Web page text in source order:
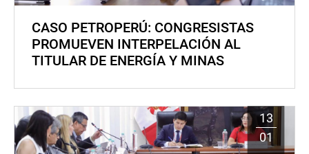
CASO PETROPERÚ: CONGRESISTAS
PROMUEVEN INTERPELACIÓN AL
TITULAR DE ENERGÍA Y MINAS
13
01